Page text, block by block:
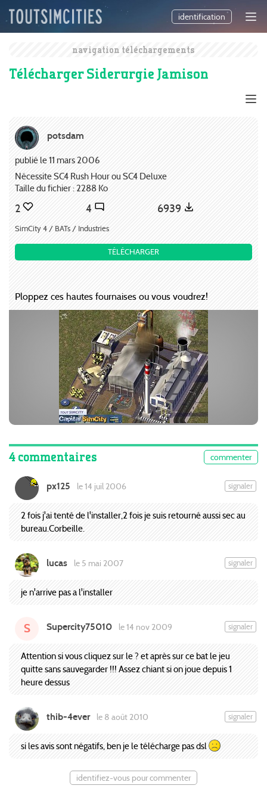
identification
navigation téléchargements
Télécharger Siderurgie Jamison
potsdam
publié le 11 mars 2006
Nécessite SC4 Rush Hour ou SC4 Deluxe
Taille du fichier : 2288 Ko
2 4 6939
SimCity 4 / BATs / Industries
TÉLÉCHARGER
Ploppez ces hautes fournaises ou vous voudrez!
4 commentaires commenter
px125 le 14 juil 2006 signaler
2 fois j'ai tenté de l'installer,2 fois je suis retourné aussi sec au
bureau.Corbeille.
lucas le 5 mai 2007 signaler
je n'arrive pas a l'installer
S Supercity75010 le 14 nov 2009 signaler
Attention si vous cliquez sur le ? et après sur ce bat le jeu
quitte sans sauvegarder !!! Assez chiant si on joue depuis 1
heure dessus
thib-4ever le 8 août 2010 signaler
si les avis sont négatifs, ben je le télécharge pas dsl
identifiez-vous pour commenter